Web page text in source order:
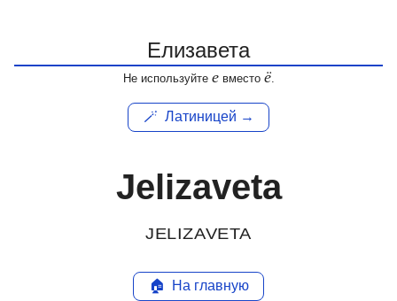
Не используйте евместо ё.
🪄 Латиницей →
Jelizaveta
JELIZAVETA
🏠 На главную